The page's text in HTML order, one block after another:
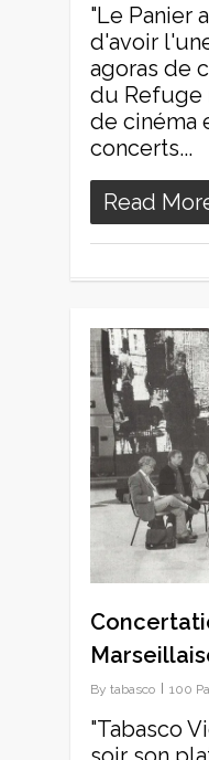
"Le Panier
d'avoir
agoras de
du Refuge
de cinéma
concerts...
Read
By tabasco 100
"Tabasco
0